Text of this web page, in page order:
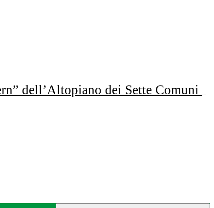
dell’Altopiano dei Sette Comuni